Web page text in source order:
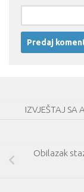
IZVJEŠTAJ SA
Obilazak